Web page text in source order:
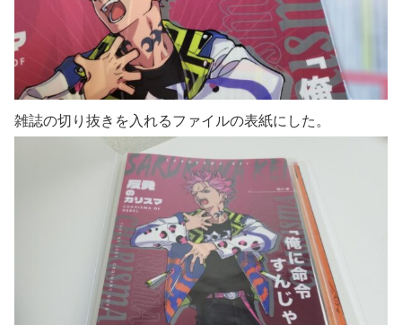
雑誌の切り抜きを入れるファイルの表紙にした。